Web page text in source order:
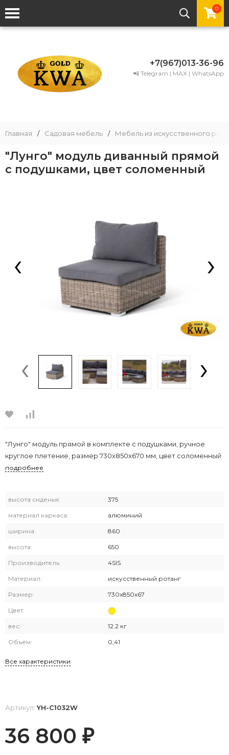
0
+7(967)013-36-96
📲 Telegram | MAX | WhatsApp
Главная / Садовая мебель / Мебель из искусственного
"Лунго" модуль диванный прямой
с подушками, цвет соломенный
‹ ›
‹ ›
"Лунго" модуль прямой в комплекте с подушками, ручное
круглое плетение, размер 730х850х670 мм, цвет соломенный
подробнее
высота сиденья: 375
материал каркаса: алюминий
ширина: 860
высота: 650
Производитель: 4SIS
Материал: искусственный ротанг
Размер: 730х850х67
Цвет:
вес: 12.2 кг
Объем: 0,41
Все характеристики
Артикул:YH-C1032W
36 800 ₽